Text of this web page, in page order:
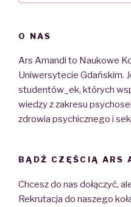
O NAS
Ars Amandi to Naukowe
Uniwersytecie Gdańskim.
studentów_ek, których
wiedzy z zakresu
zdrowia psychicznego i
BĄDŹ CZĘŚCIĄ ARS
Chcesz do nas dołączyć,
Rekrutacja do naszego